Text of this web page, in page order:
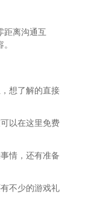
距离沟通互
想了解的直接
以在这里免费
情，还有准备
不少的游戏礼